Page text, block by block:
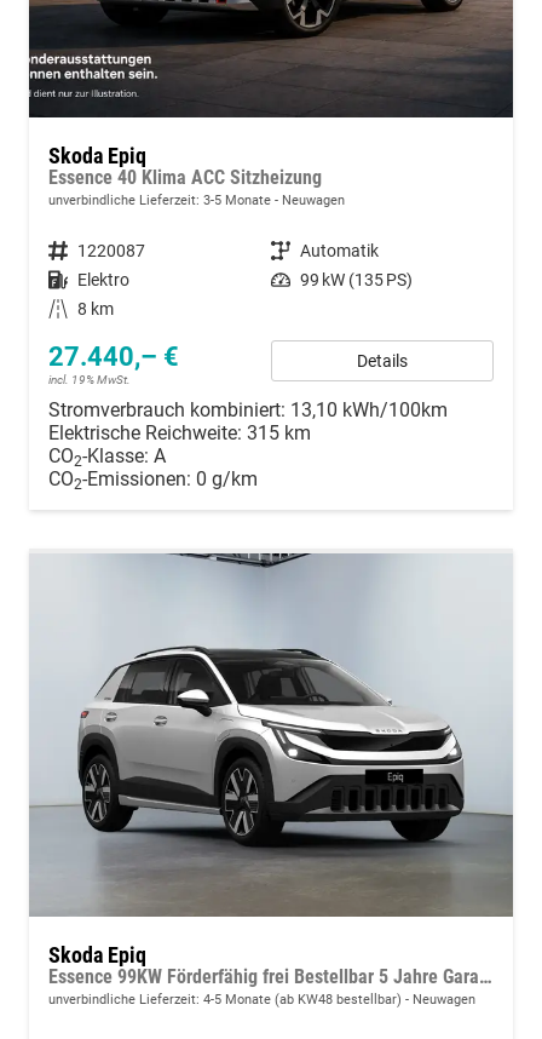
Skoda Epiq
Essence 40 Klima ACC Sitzheizung
unverbindliche Lieferzeit: 3-5 Monate Neuwagen
Fahrzeugnummer 1220087 Getriebe Automatik
Kraftstoff Elektro Leistung 99 kW (135 PS)
Kilometerstand 8 km
27.440,– €
incl. 19% MwSt.
Details
Stromverbrauch kombiniert: 13,10 kWh/100km
Elektrische Reichweite: 315 km
CO2-Klasse: A
CO2-Emissionen: 0 g/km
Skoda Epiq
Essence 99KW Förderfähig frei Bestellbar 5 Jahre Garantie
unverbindliche Lieferzeit: 4-5 Monate (ab KW48 bestellbar) Neuwagen